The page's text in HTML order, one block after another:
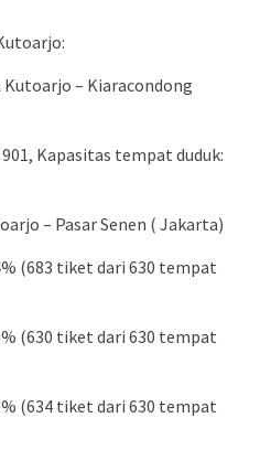
Kutoarjo – Kiaracondong
Kapasitas tempat duduk:
– Pasar Senen ( Jakarta)
(683 tiket dari 630 tempat
(630 tiket dari 630 tempat
(634 tiket dari 630 tempat